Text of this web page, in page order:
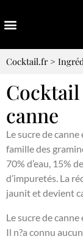
Cocktail.fr>
Cocktail
canne
Le sucre de
famille des
70% d’eau, 15%
d’impuretés. La
jaunit et devient
Le sucre de
Il n?a connu